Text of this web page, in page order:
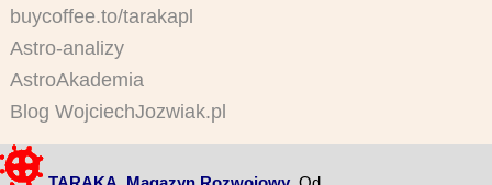
buycoffee.to/tarakapl
Astro-analizy
AstroAkademia
Blog WojciechJozwiak.pl